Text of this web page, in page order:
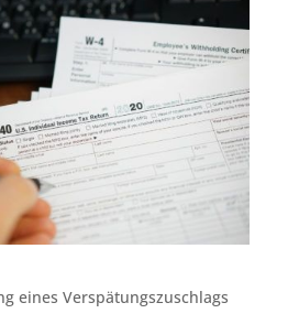
eines Verspätungszuschlags